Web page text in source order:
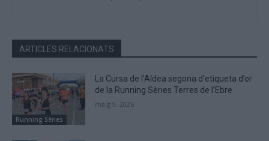
ARTICLES RELACIONATS
Running Sèries
La Cursa de l’Aldea segona d’etiqueta d’or
de la Running Sèries Terres de l’Ebre
maig 9, 2026